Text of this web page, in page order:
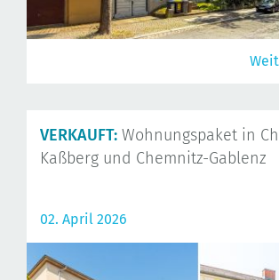
VERKAUFT: Wohnungspaket in
Kaßberg und Chemnitz-Gablenz
02. April 2026